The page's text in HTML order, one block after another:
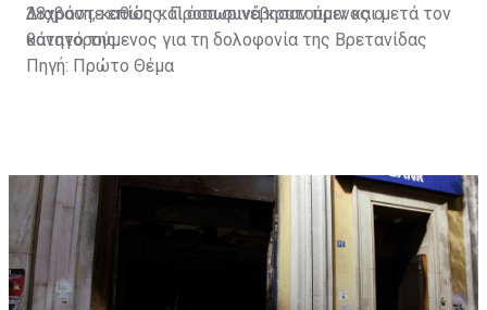
38χρονη, καθώς και όσα συνέβησαν πριν και μετά τον
θάνατό της.
Διαβάστε επίσης:Προσωρινά κρατούμενος ο
κατηγορούμενος για τη δολοφονία της Βρετανίδας
Πηγή: Πρώτο Θέμα